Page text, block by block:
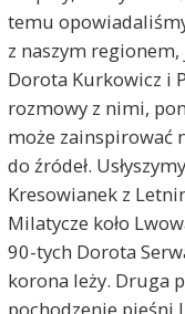
temu
z naszym
Dorota Kurkowicz i
rozmowy z nimi,
może zainspirować
do źródeł.
Kresowianek z
Milatycze koło
90-tych Dorota
korona leży. Druga